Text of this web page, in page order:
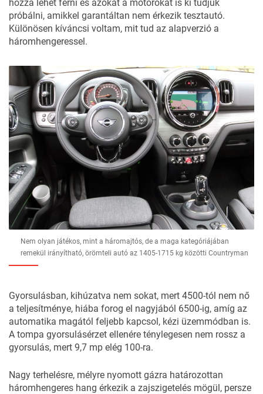
hozzá lehet férni és azokat a motorokat is ki tudjuk
próbálni, amikkel garantáltan nem érkezik tesztautó.
Különösen kíváncsi voltam, mit tud az alapverzió a
háromhengeressel.
Nem olyan játékos, mint a háromajtós, de a maga kategóriájában
remekül irányítható, örömteli autó az 1405-1715 kg közötti Countryman
Gyorsulásban, kihúzatva nem sokat, mert 4500-tól nem nő
a teljesítménye, hiába forog el nagyjából 6500-ig, amíg az
automatika magától feljebb kapcsol, kézi üzemmódban is.
A tompa gyorsulásérzet ellenére ténylegesen nem rossz a
gyorsulás, mert 9,7 mp elég 100-ra.
Nagy terhelésre, mélyre nyomott gázra határozottan
háromhengeres hang érkezik a zajszigetelés mögül, persze